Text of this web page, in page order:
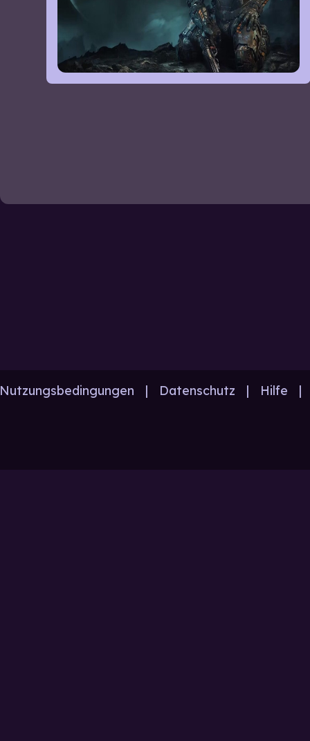
Nutzungsbedingungen | Datenschutz | Hilfe |